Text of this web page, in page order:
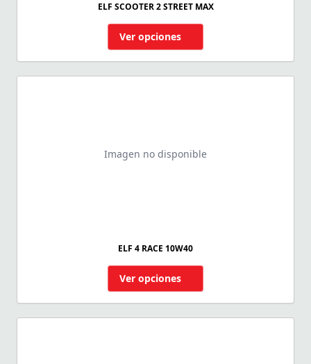
ELF SCOOTER 2 STREET MAX
Ver opciones
Imagen no disponible
ELF 4 RACE 10W40
Ver opciones